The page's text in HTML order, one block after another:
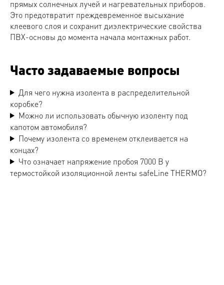
прямых солнечных лучей и нагревательных приборов.
Это предотвратит преждевременное высыхание
клеевого слоя и сохранит диэлектрические свойства
ПВХ-основы до момента начала монтажных работ.
Часто задаваемые вопросы
Для чего нужна изолента в распределительной
коробке?
Можно ли использовать обычную изоленту под
капотом автомобиля?
Почему изолента со временем отклеивается на
концах?
Что означает напряжение пробоя 7000 В у
термостойкой изоляционной ленты safeLine THERMO?